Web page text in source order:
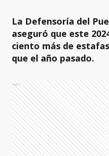
La Defensoría del
aseguró que este
ciento más de
que el año pasado.
Ads